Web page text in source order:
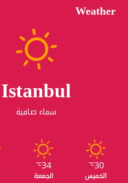
Weather
Istanbul
سماء صافية
30
℃
الخميس
34
℃
الجمعة